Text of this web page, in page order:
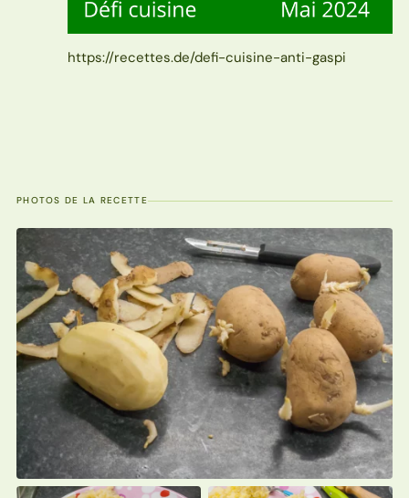
https://recettes.de/defi-cuisine-anti-gaspi
PHOTOS DE LA RECETTE